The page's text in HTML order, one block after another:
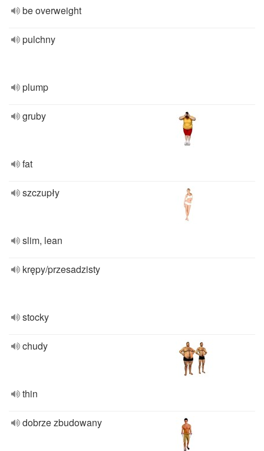
be overweight
pulchny
plump
gruby
fat
szczupły
slim, lean
krępy/przesadzisty
stocky
chudy
thin
dobrze zbudowany